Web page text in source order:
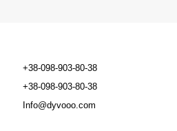
+38-098-903-80-38
+38-098-903-80-38
Info@dyvooo.com